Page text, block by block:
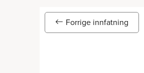
Forrige innfatning